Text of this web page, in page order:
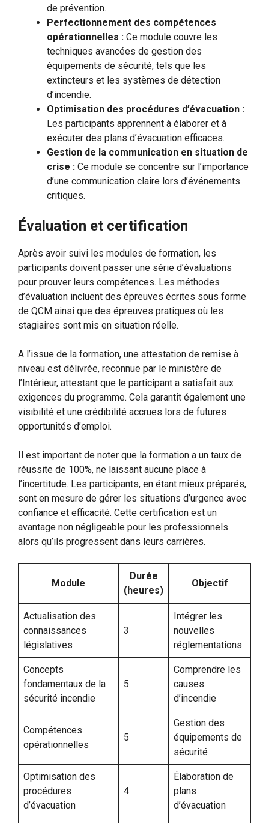
de prévention.
Perfectionnement des compétences
opérationnelles : Ce module couvre les
techniques avancées de gestion des
équipements de sécurité, tels que les
extincteurs et les systèmes de détection
d’incendie.
Optimisation des procédures d’évacuation :
Les participants apprennent à élaborer et à
exécuter des plans d’évacuation efficaces.
Gestion de la communication en situation de
crise : Ce module se concentre sur l’importance
d’une communication claire lors d’événements
critiques.
Évaluation et certification
Après avoir suivi les modules de formation, les
participants doivent passer une série d’évaluations
pour prouver leurs compétences. Les méthodes
d’évaluation incluent des épreuves écrites sous forme
de QCM ainsi que des épreuves pratiques où les
stagiaires sont mis en situation réelle.
A l’issue de la formation, une attestation de remise à
niveau est délivrée, reconnue par le ministère de
l’Intérieur, attestant que le participant a satisfait aux
exigences du programme. Cela garantit également une
visibilité et une crédibilité accrues lors de futures
opportunités d’emploi.
Il est important de noter que la formation a un taux de
réussite de 100%, ne laissant aucune place à
l’incertitude. Les participants, en étant mieux préparés,
sont en mesure de gérer les situations d’urgence avec
confiance et efficacité. Cette certification est un
avantage non négligeable pour les professionnels
alors qu’ils progressent dans leurs carrières.
Module
Durée
(heures)
Objectif
Actualisation des
connaissances
législatives
3
Intégrer les
nouvelles
réglementations
Concepts
fondamentaux de la
sécurité incendie
5
Comprendre les
causes
d’incendie
Compétences
opérationnelles
5
Gestion des
équipements de
sécurité
Optimisation des
procédures
d’évacuation
4
Élaboration de
plans
d’évacuation